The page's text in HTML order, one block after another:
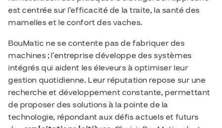
est centrée sur l’efficacité de la traite, la santé des
mamelles et le confort des vaches.
BouMatic ne se contente pas de fabriquer des
machines ; l’entreprise développe des systèmes
intégrés qui aident les éleveurs à optimiser leur
gestion quotidienne. Leur réputation repose sur une
recherche et développement constante, permettant
de proposer des solutions à la pointe de la
technologie, répondant aux défis actuels et futurs